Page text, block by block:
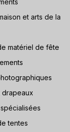
et arts de la
matériel de fête
drapeaux
tentes